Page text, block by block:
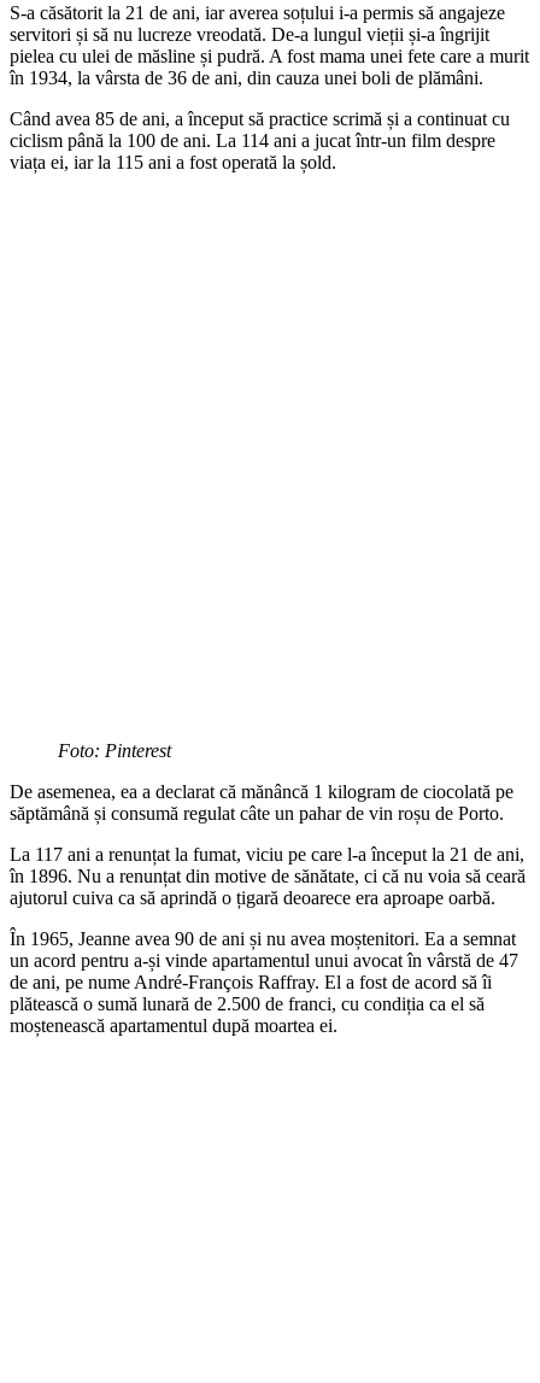
S-a căsătorit la 21 de ani, iar averea soțului i-a permis să angajeze
servitori și să nu lucreze vreodată. De-a lungul vieții și-a îngrijit
pielea cu ulei de măsline și pudră. A fost mama unei fete care a murit
în 1934, la vârsta de 36 de ani, din cauza unei boli de plămâni.
Când avea 85 de ani, a început să practice scrimă și a continuat cu
ciclism până la 100 de ani. La 114 ani a jucat într-un film despre
viața ei, iar la 115 ani a fost operată la șold.
Foto: Pinterest
De asemenea, ea a declarat că mănâncă 1 kilogram de ciocolată pe
săptămână și consumă regulat câte un pahar de vin roșu de Porto.
La 117 ani a renunțat la fumat, viciu pe care l-a început la 21 de ani,
în 1896. Nu a renunțat din motive de sănătate, ci că nu voia să ceară
ajutorul cuiva ca să aprindă o țigară deoarece era aproape oarbă.
În 1965, Jeanne avea 90 de ani și nu avea moștenitori. Ea a semnat
un acord pentru a-și vinde apartamentul unui avocat în vârstă de 47
de ani, pe nume André-François Raffray. El a fost de acord să îi
plătească o sumă lunară de 2.500 de franci, cu condiția ca el să
moștenească apartamentul după moartea ei.